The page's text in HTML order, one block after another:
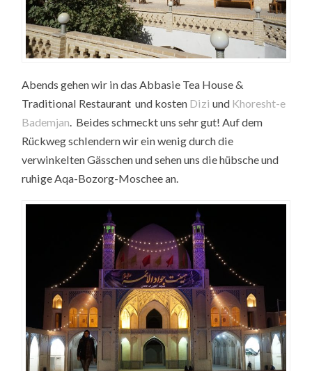
Abends gehen wir in das Abbasie Tea House &
Traditional Restaurant und kosten Diziund Khoresht-e
Bademjan. Beides schmeckt uns sehr gut! Auf dem
Rückweg schlendern wir ein wenig durch die
verwinkelten Gässchen und sehen uns die hübsche und
ruhige Aqa-Bozorg-Moschee an.